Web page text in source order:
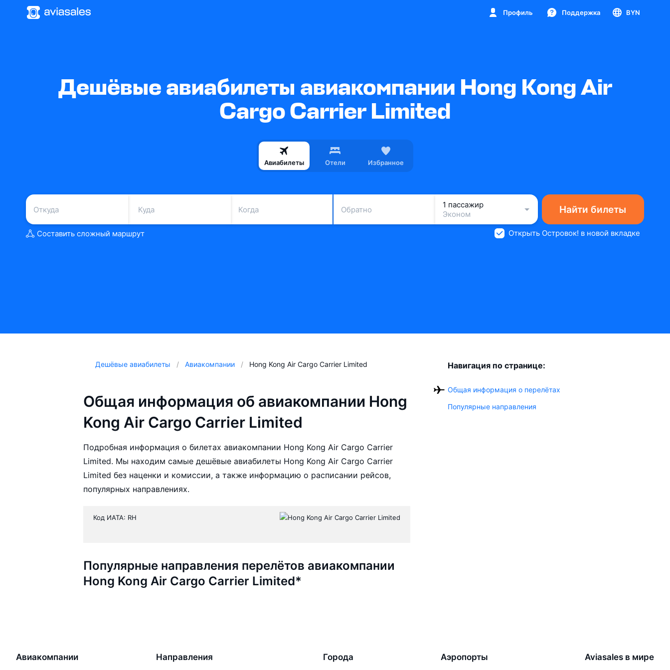
Профиль Поддержка BYN
Дешёвые авиабилеты авиакомпании Hong Kong Air
Cargo Carrier Limited
Авиабилеты Отели Избранное
Когда Обратно
1 пассажир
Эконом
Найти билеты
Составить сложный маршрут Открыть Островок! в новой вкладке
Дешёвые авиабилеты Авиакомпании Hong Kong Air Cargo Carrier Limited
Общая информация об авиакомпании Hong
Kong Air Cargo Carrier Limited
Подробная информация о билетах авиакомпании Hong Kong Air Cargo Carrier
Limited. Мы находим самые дешёвые авиабилеты Hong Kong Air Cargo Carrier
Limited без наценки и комиссии, а также информацию о расписании рейсов,
популярных направлениях.
Код ИАТА: RH
Популярные направления перелётов авиакомпании
Hong Kong Air Cargo Carrier Limited*
Навигация по странице:
Общая информация о перелётах
Популярные направления
Авиакомпании Направления Города Аэропорты Aviasales в мире